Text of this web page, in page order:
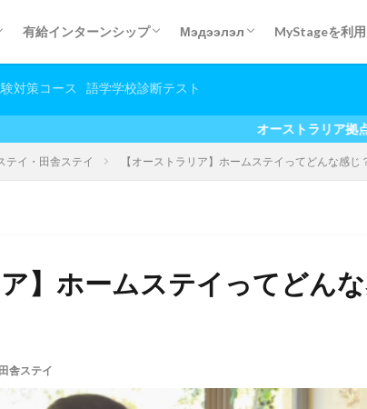
プログラム
座座
成講座)
ム
有給インターンシップ
internship experience
有給インターンシップQ&A
カナダ有給インターンシップ
Мэдээлэл
Дадлага хийх туршлага
無給インターンシップ体験談
大学生春休み/夏休みプログラ
ボランティア体験談
ホームステイ・田舎ステイ
マイステージ利用者の声
Бусад мэдээлэл
オンライン留学＆英会話
MyStageを利
対策コース 語学学校診断テスト
オーストラリア拠点の留学エージ
テイ・田舎ステイ 【オーストラリア】ホームステイってどんな感じ
ア】ホームステイってどん
舎ステイ